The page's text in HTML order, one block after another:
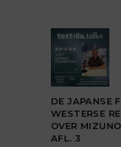
DE JAPANSE
WESTERSE
OVER
AFL. 3